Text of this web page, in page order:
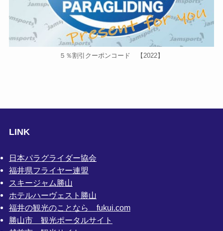
５％割引クーポンコード 【2022】
LINK
日本パラグライダー協会
福井県フライヤー連盟
スキージャム勝山
ホテルハーヴェスト勝山
福井の観光のことなら fukui.com
勝山市 観光ポータルサイト